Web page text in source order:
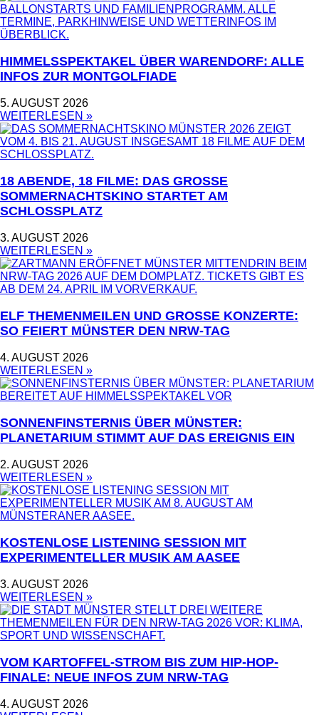
HIMMELSSPEKTAKEL ÜBER WARENDORF: ALLE
INFOS ZUR MONTGOLFIADE
5. AUGUST 2026
WEITERLESEN »
18 ABENDE, 18 FILME: DAS GROSSE S
OMMERNACHTSKINO STARTET AM S
CHLOSSPLATZ
3. AUGUST 2026
WEITERLESEN »
ELF THEMENMEILEN UND GROSSE KONZERTE: S
O FEIERT MÜNSTER DEN NRW-TAG
4. AUGUST 2026
WEITERLESEN »
SONNENFINSTERNIS ÜBER MÜNSTER:
PLANETARIUM STIMMT AUF DAS EREIGNIS EIN
2. AUGUST 2026
WEITERLESEN »
KOSTENLOSE LISTENING SESSION MIT
EXPERIMENTELLER MUSIK AM AASEE
3. AUGUST 2026
WEITERLESEN »
VOM KARTOFFEL-STROM BIS ZUM HIP-HOP-
FINALE: NEUE INFOS ZUM NRW-TAG
4. AUGUST 2026